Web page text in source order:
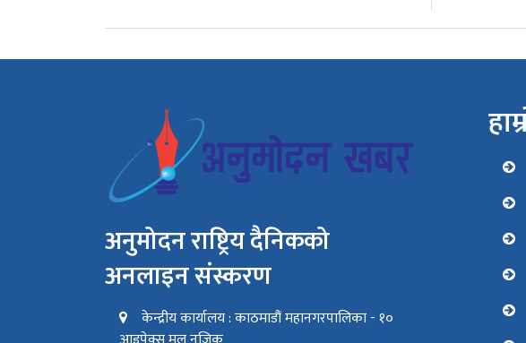
अनुमोदन राष्ट्रिय दैनिकको
अनलाइन संस्करण
केन्द्रीय कार्यालय : काठमाडौं महानगरपालिका - १०